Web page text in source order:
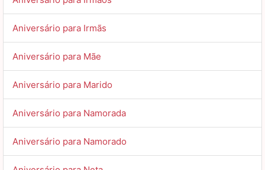
Aniversário para Irmãs
Aniversário para Mãe
Aniversário para Marido
Aniversário para Namorada
Aniversário para Namorado